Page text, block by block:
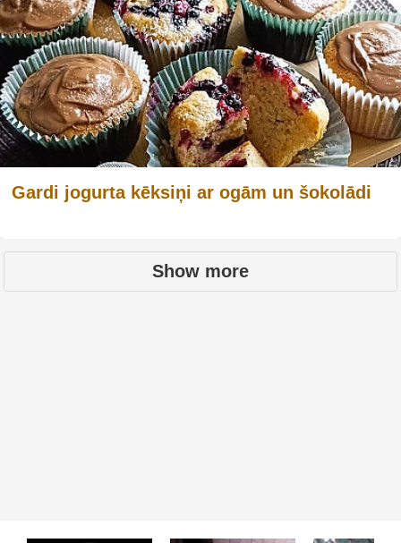
Gardi jogurta kēksiņi ar ogām un šokolādi
Show more